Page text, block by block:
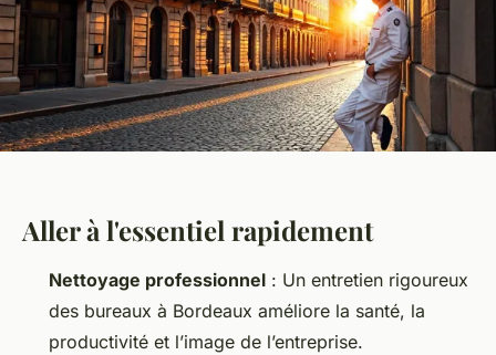
Aller à l'essentiel rapidement
Nettoyage professionnel : Un entretien rigoureux
des bureaux à Bordeaux améliore la santé, la
productivité et l’image de l’entreprise.